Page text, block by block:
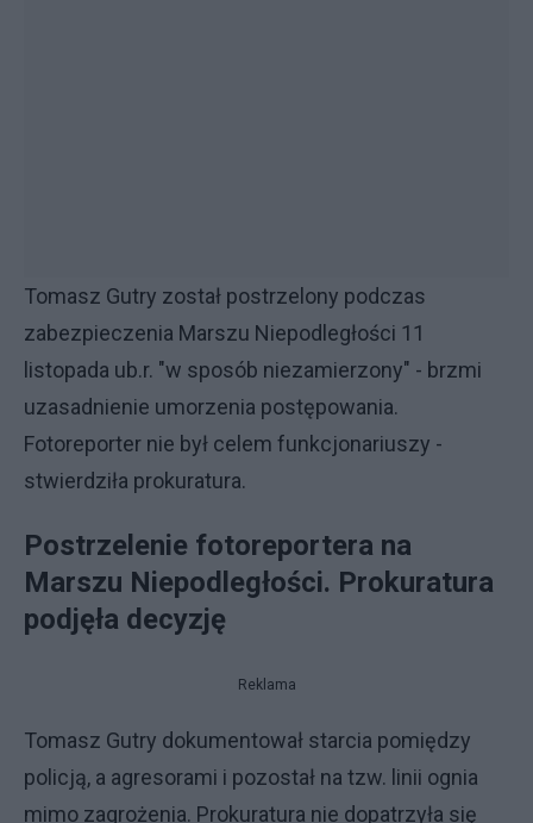
Tomasz Gutry został postrzelony podczas
zabezpieczenia Marszu Niepodległości 11
listopada ub.r. "w sposób niezamierzony" - brzmi
uzasadnienie umorzenia postępowania.
Fotoreporter nie był celem funkcjonariuszy -
stwierdziła prokuratura.
Postrzelenie fotoreportera na
Marszu Niepodległości. Prokuratura
podjęła decyzję
Reklama
Tomasz Gutry dokumentował starcia pomiędzy
policją, a agresorami i pozostał na tzw. linii ognia
mimo zagrożenia. Prokuratura nie dopatrzyła się